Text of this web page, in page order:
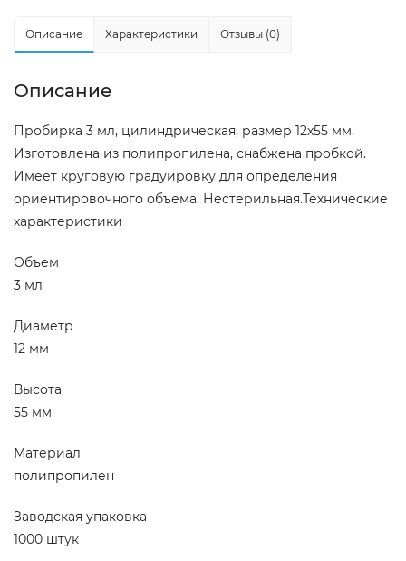
Описание Характеристики Отзывы (0)
Описание
Пробирка 3 мл, цилиндрическая, размер 12х55 мм.
Изготовлена из полипропилена, снабжена пробкой.
Имеет круговую градуировку для определения
ориентировочного объема. Нестерильная.Технические
характеристики
Объем
3 мл
Диаметр
12 мм
Высота
55 мм
Материал
полипропилен
Заводская упаковка
1000 штук